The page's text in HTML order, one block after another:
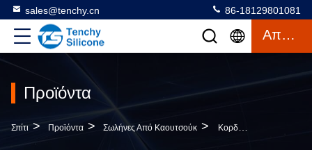
sales@tenchy.cn 86-18129801081
Απόσπασμα
Προϊόντα
Σπίτι > Προϊόντα > Σωλήνες Από Καουτσούκ > Κορδόνι Από Σιλικόνη Τροφίμων Ανθεκτικό Στη Γήρανση Για Στεγανοποίηση Θυρών Και Παραθύρων